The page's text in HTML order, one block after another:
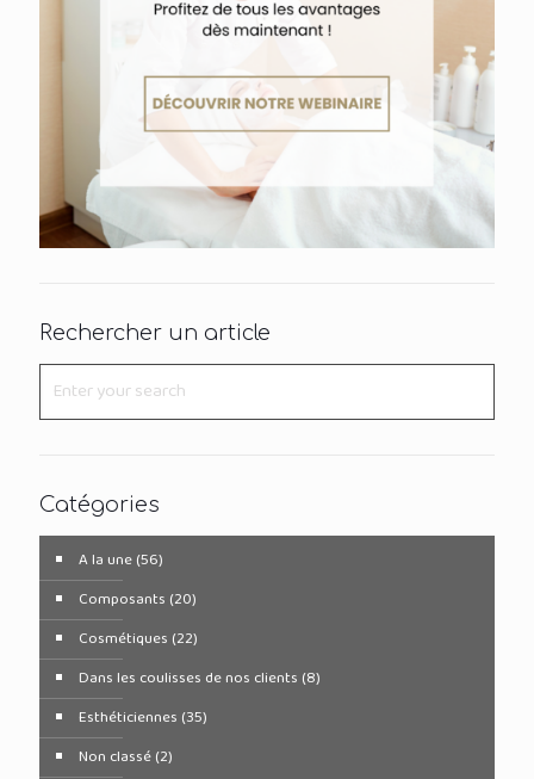
Rechercher un article
Catégories
A la une(56)
Composants (20)
Cosmétiques (22)
Dans les coulisses de nos clients (8)
Esthéticiennes (35)
Non classé(2)